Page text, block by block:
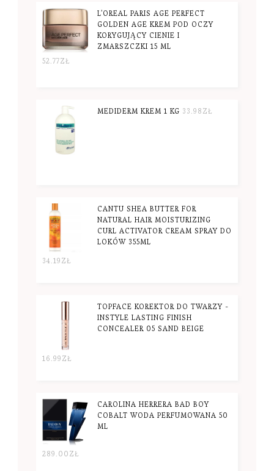
L’OREAL PARIS AGE PERFECT
GOLDEN AGE KREM POD OCZY
KORYGUJĄCY CIENIE I
ZMARSZCZKI 15 ML
52.77ZŁ
MEDIDERM KREM 1 KG 33.98 ZŁ
CANTU SHEA BUTTER FOR
NATURAL HAIR MOISTURIZING
CURL ACTIVATOR CREAM SPRAY DO
LOKÓW 355ML
34.19 ZŁ
TOPFACE KOREKTOR DO TWARZY -
INSTYLE LASTING FINISH
CONCEALER 05 SAND BEIGE
16.99 ZŁ
CAROLINA HERRERA BAD BOY
COBALT WODA PERFUMOWANA 50
ML
289.00 ZŁ